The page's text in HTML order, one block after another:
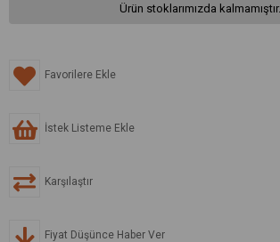
Ürün stoklarımızda kalmamıştır.
Favorilere Ekle
İstek Listeme Ekle
Karşılaştır
Fiyat Düşünce Haber Ver